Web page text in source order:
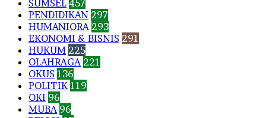
SUMSEL 457
PENDIDIKAN 297
HUMANIORA 293
EKONOMI & BISNIS 291
HUKUM 225
OLAHRAGA 221
OKUS 136
POLITIK 119
OKI 96
MUBA 96